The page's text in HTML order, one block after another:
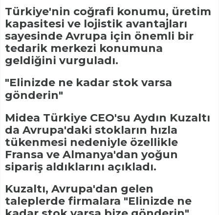
Türkiye'nin coğrafi konumu, üretim
kapasitesi ve lojistik avantajları
sayesinde Avrupa için önemli bir
tedarik merkezi konumuna
geldiğini vurguladı.
"Elinizde ne kadar stok varsa
gönderin"
Midea Türkiye CEO'su Aydın Kuzaltı
da Avrupa'daki stokların hızla
tükenmesi nedeniyle özellikle
Fransa ve Almanya'dan yoğun
sipariş aldıklarını açıkladı.
Kuzaltı, Avrupa'dan gelen
taleplerde firmalara "Elinizde ne